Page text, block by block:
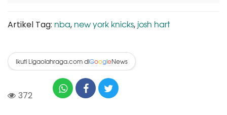
Artikel Tag: nba, new york knicks, josh hart
Ikuti Ligaolahraga.com diGoogleNews
372